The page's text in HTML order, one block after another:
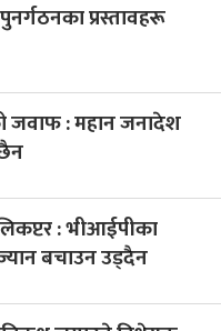
प्रस्तावहरू
जवाफ : महान जनादेश
: भीआईपीका
बचाउन उड्दैन